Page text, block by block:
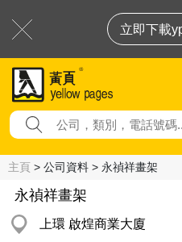
立即下載
主頁 > 公司資料 > 永禎祥畫架
永禎祥畫架
上環 啟煌商業大廈